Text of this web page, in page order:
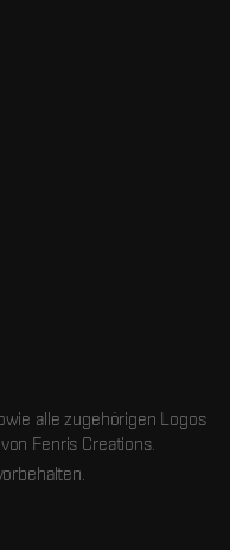
alle zugehörigen Logos
Fenris Creations.